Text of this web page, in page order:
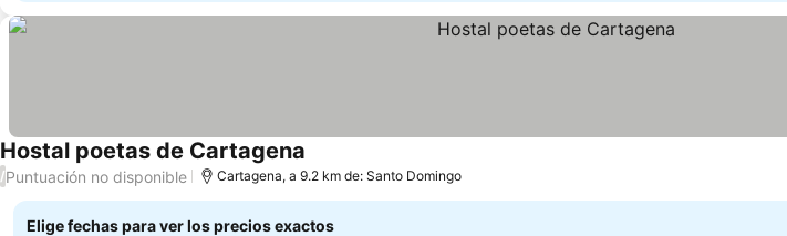
Hostal poetas de Cartagena
/Puntuación no disponible Cartagena, a 9.2 km de: Santo Domingo
Elige fechas para ver los precios exactos